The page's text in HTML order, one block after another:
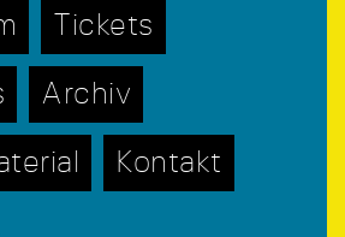
Tickets
Archiv
Kontakt